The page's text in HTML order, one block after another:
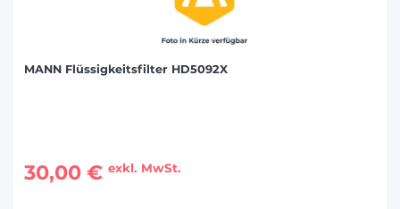
MANN Flüssigkeitsfilter HD5092X
30,00 € exkl. MwSt.